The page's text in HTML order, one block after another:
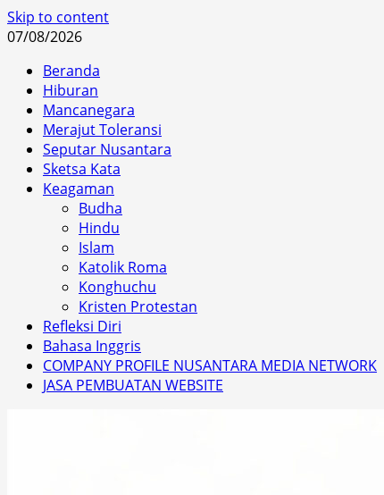
Skip to content
07/08/2026
Beranda
Hiburan
Mancanegara
Merajut Toleransi
Seputar Nusantara
Sketsa Kata
Keagaman
Budha
Hindu
Islam
Katolik Roma
Konghuchu
Kristen Protestan
Refleksi Diri
Bahasa Inggris
COMPANY PROFILE NUSANTARA MEDIA NETWORK
JASA PEMBUATAN WEBSITE